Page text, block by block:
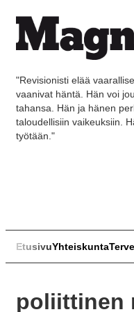
"Revisionisti elää
vaanivat häntä. Hän voi
tahansa. Hän ja hänen
taloudellisiin vaikeuksiin.
työtään."
EtusivuYhteiskunta
poliittinen